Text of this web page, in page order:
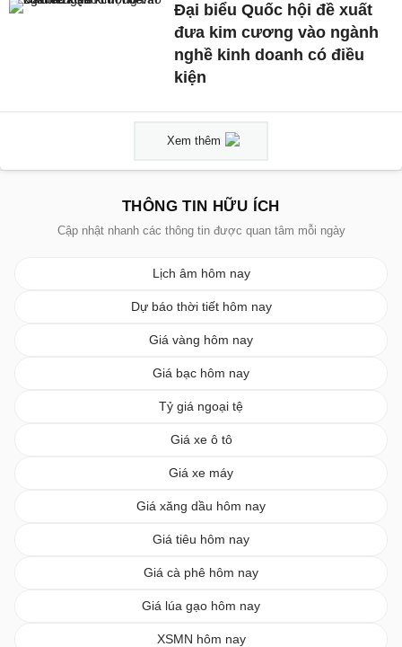
Đại biểu Quốc hội đề xuất
đưa kim cương vào ngành
nghề kinh doanh có điều
kiện
Xem thêm
THÔNG TIN HỮU ÍCH
Cập nhật nhanh các thông tin được quan tâm mỗi ngày
Lịch âm hôm nay
Dự báo thời tiết hôm nay
Giá vàng hôm nay
Giá bạc hôm nay
Tỷ giá ngoại tệ
Giá xe ô tô
Giá xe máy
Giá xăng dầu hôm nay
Giá tiêu hôm nay
Giá cà phê hôm nay
Giá lúa gạo hôm nay
XSMN hôm nay